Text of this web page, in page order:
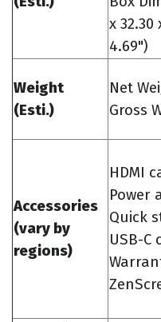
x 32.30
4.69")
Weight
(Esti.)
Net
Gross
Accessories
(vary by
regions)
HDMI
Power
Quick
USB-C